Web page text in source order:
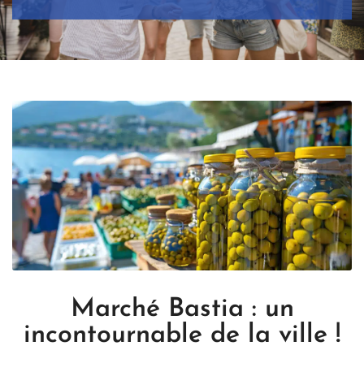
Marché Bastia : un
incontournable de la ville !